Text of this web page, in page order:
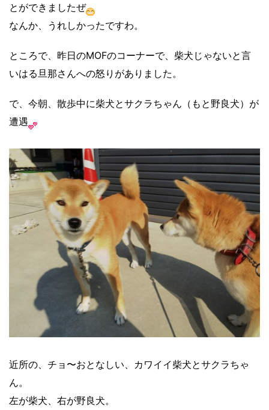
とができましたぜ
なんか、うれしかったですわ。
ところで、昨日のMOFのコーナーで、柴犬じゃないと言
いはる旦那さんへの怒りがありました。
で、今朝、散歩中に柴犬とサクラちゃん（もと野良犬）が
遭遇
近所の、チョ〜おとなしい、カワイイ柴犬とサクラちゃ
ん。
左が柴犬、右が野良犬。